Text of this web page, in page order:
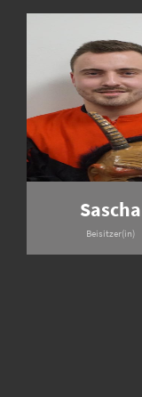
Sascha
Beisitzer(in)